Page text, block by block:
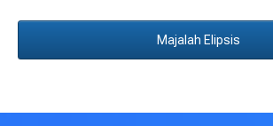
Majalah Elipsis